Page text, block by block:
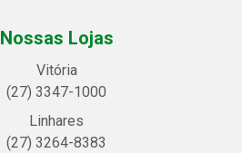
Nossas Lojas
Vitória
(27) 3347-1000
Linhares
(27) 3264-8383